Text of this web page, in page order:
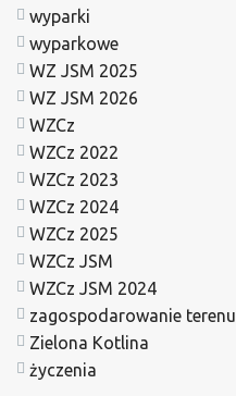
wyparki
wyparkowe
WZ JSM 2025
WZ JSM 2026
WZCz
WZCz 2022
WZCz 2023
WZCz 2024
WZCz 2025
WZCz JSM
WZCz JSM 2024
zagospodarowanie terenu
Zielona Kotlina
życzenia